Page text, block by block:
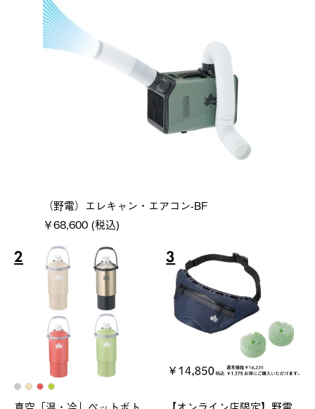
（野電）エレキャン・エアコン-BF
￥68,600 (税込)
2 3